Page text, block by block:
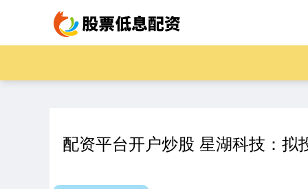
配资平台开户炒股 星湖科技：